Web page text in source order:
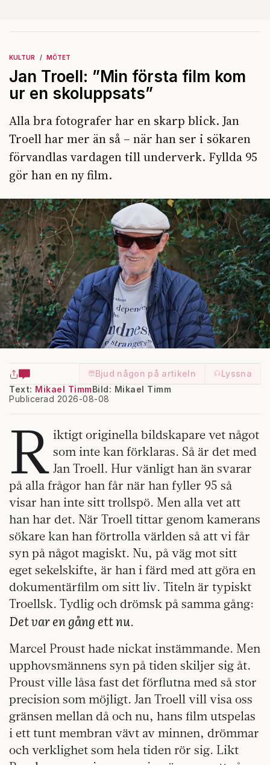
KULTUR MÖTET
Jan Troell: ”Min första film kom
ur en skoluppsats”
Alla bra fotografer har en skarp blick. Jan
Troell har mer än så – när han ser i sökaren
förvandlas vardagen till underverk. Fyllda 95
gör han en ny film.
Bjud någon på artikeln
Lyssna
Text: Mikael Timm
Publicerad 2026-08-08
Bild: Mikael Timm
R iktigt originella bildskapare vet något
som inte kan förklaras. Så är det med
Jan Troell. Hur vänligt han än svarar
på alla frågor han får när han fyller 95 så
visar han inte sitt trollspö. Men alla vet att
han har det. När Troell tittar genom kamerans
sökare kan han förtrolla världen så att vi får
syn på något magiskt. Nu, på väg mot sitt
eget sekelskifte, är han i färd med att göra en
dokumentärfilm om sitt liv. Titeln är typiskt
Troellsk. Tydlig och drömsk på samma gång:
Det var en gång ett nu.
Marcel Proust hade nickat instämmande. Men
upphovsmännens syn på tiden skiljer sig åt.
Proust ville låsa fast det förflutna med så stor
precision som möjligt. Jan Troell vill visa oss
gränsen mellan då och nu, hans film utspelas
i ett tunt membran vävt av minnen, drömmar
och verklighet som hela tiden rör sig. Likt